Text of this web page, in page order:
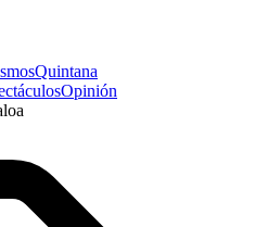
Quintana
Opinión